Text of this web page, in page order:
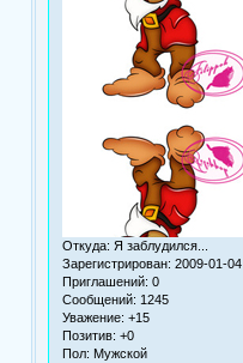
Откуда: Я заблудился...
Зарегистрирован: 2009-01-04
Приглашений: 0
Сообщений: 1245
Уважение: +15
Позитив: +0
Пол: Мужской